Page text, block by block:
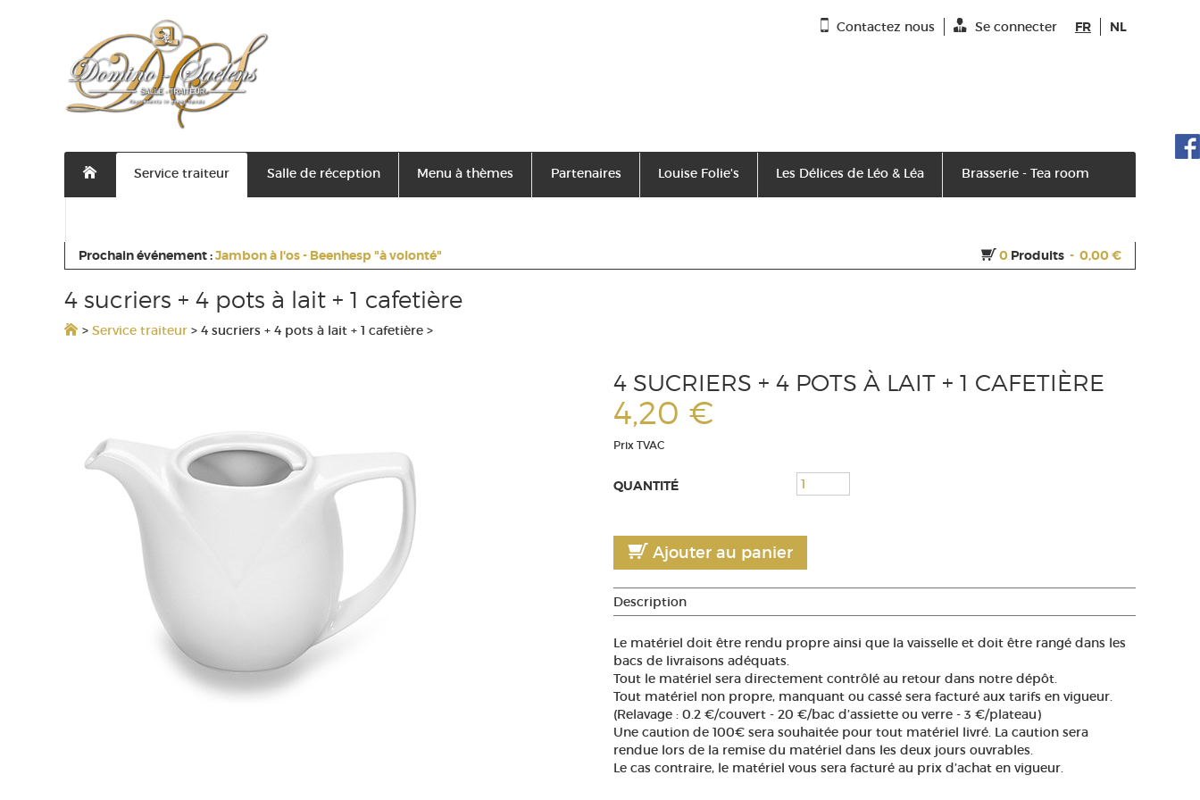
FR NL
Contactez nous Se connecter
Service traiteur Salle de réception Menu à thèmes Partenaires Louise Folie's Les Délices de Léo & Léa Brasserie - Tea room
Prochain événement :Jambon à l'os - Beenhesp "à volonté" 0 Produits - 0,00 €
4 sucriers + 4 pots à lait + 1 cafetière
> Service traiteur > 4 sucriers + 4 pots à lait + 1 cafetière >
4 SUCRIERS + 4 POTS À LAIT + 1 CAFETIÈRE
4,20 €
Prix TVAC
QUANTITÉ
Ajouter au panier
Description
Le matériel doit être rendu propre ainsi que la vaisselle et doit être rangé dans les
bacs de livraisons adéquats.
Tout le matériel sera directement contrôlé au retour dans notre dépôt.
Tout matériel non propre, manquant ou cassé sera facturé aux tarifs en vigueur.
(Relavage : 0.2 €/couvert - 20 €/bac d’assiette ou verre - 3 €/plateau)
Une caution de 100€ sera souhaitée pour tout matériel livré. La caution sera
rendue lors de la remise du matériel dans les deux jours ouvrables.
Le cas contraire, le matériel vous sera facturé au prix d’achat en vigueur.